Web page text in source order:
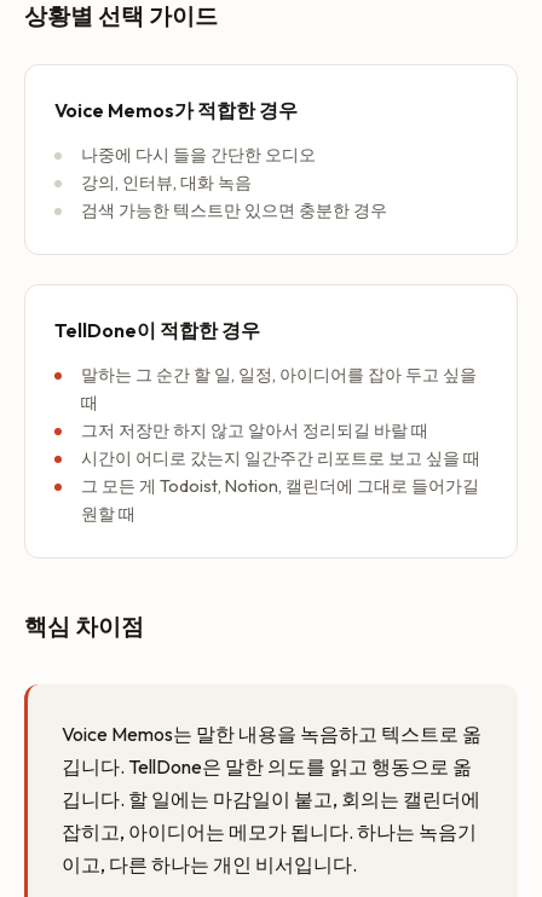
상황별 선택 가이드
Voice Memos가 적합한 경우
나중에 다시 들을 간단한 오디오
강의, 인터뷰, 대화 녹음
검색 가능한 텍스트만 있으면 충분한 경우
TellDone이 적합한 경우
말하는 그 순간 할 일, 일정, 아이디어를 잡아 두고 싶을
때
그저 저장만 하지 않고 알아서 정리되길 바랄 때
시간이 어디로 갔는지 일간·주간 리포트로 보고 싶을 때
그 모든 게 Todoist, Notion, 캘린더에 그대로 들어가길
원할 때
핵심 차이점
Voice Memos는 말한 내용을 녹음하고 텍스트로 옮
깁니다. TellDone은 말한 의도를 읽고 행동으로 옮
깁니다. 할 일에는 마감일이 붙고, 회의는 캘린더에
잡히고, 아이디어는 메모가 됩니다. 하나는 녹음기
이고, 다른 하나는 개인 비서입니다.